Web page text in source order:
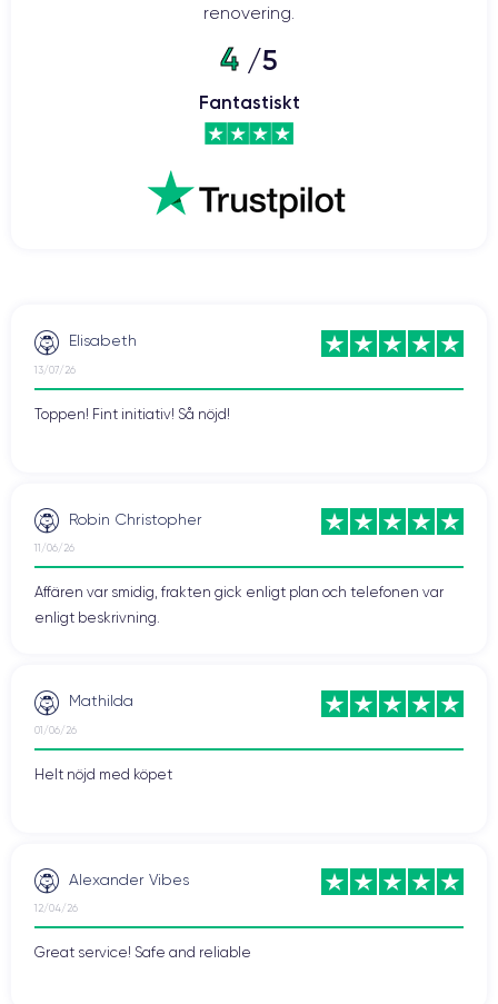
renovering.
4 /5
Fantastiskt
Elisabeth
13/07/26
Toppen! Fint initiativ! Så nöjd!
Robin Christopher
11/06/26
Affären var smidig, frakten gick enligt plan och telefonen var
enligt beskrivning.
Mathilda
01/06/26
Helt nöjd med köpet
Alexander Vibes
12/04/26
Great service! Safe and reliable